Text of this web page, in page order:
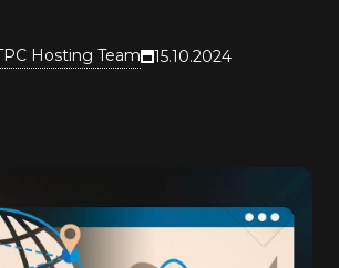
Hosting Team 15.10.2024